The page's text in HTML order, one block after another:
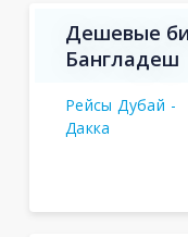
Дешевые
Бангладеш
Рейсы Дубай -
Дакка